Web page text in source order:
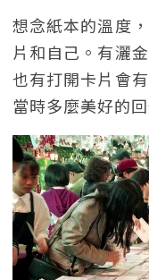
想念紙本的溫度
片和自己。有灑
也有打開卡片會
當時多麼美好的回